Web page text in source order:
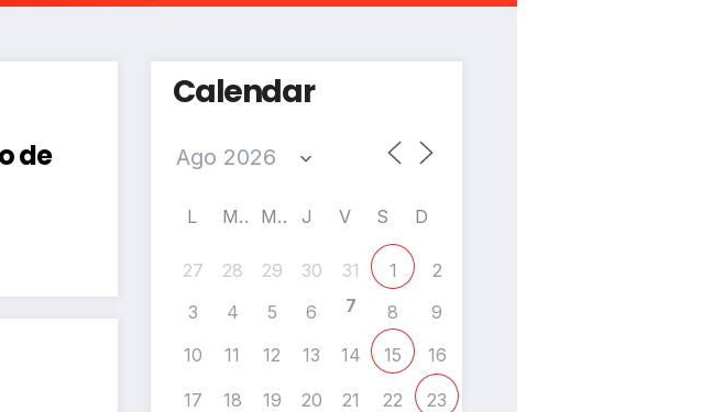
de
Calendar
L M M J V S D
27 28 29 30 31 1
2
3
4 5 6 7 8
9
10
11 12 13 14 15 16
17 18 19 20 21 22 23